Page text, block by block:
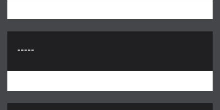
-----